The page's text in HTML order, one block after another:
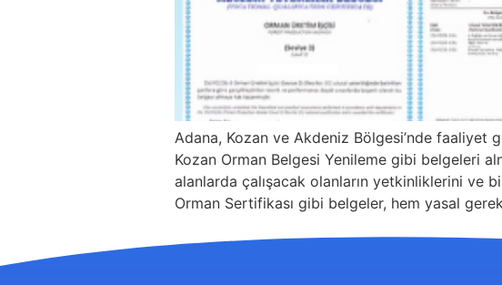
Adana, Kozan ve Akdeniz Bölgesi’nde faaliyet
Kozan Orman Belgesi Yenileme gibi belgeleri
alanlarda çalışacak olanların yetkinliklerini ve
Orman Sertifikası gibi belgeler, hem yasal